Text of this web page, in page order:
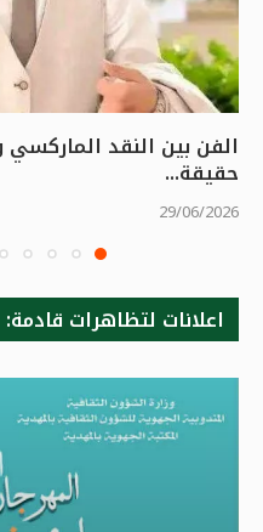
الفن بين النقد
حقيقة...
29/06/2026
اعلانات لتظاهرات قادمة: